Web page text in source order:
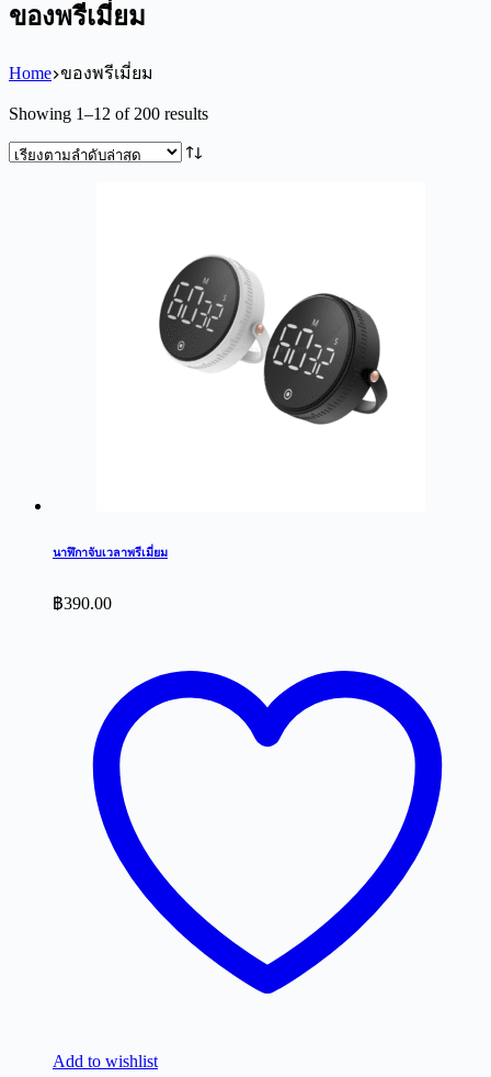
ของพรีเมี่ยม
Home ของพรีเมี่ยม
Showing 1–12 of 200 resultsSorted
นาฬิกาจับเวลาพรีเมี่ยม
฿390.00
Add to wishlist